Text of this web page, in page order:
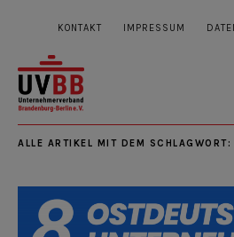
KONTAKT IMPRESSUM
ALLE ARTIKEL MIT DEM SCHLAGWORT: